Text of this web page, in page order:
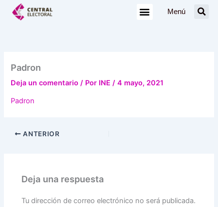
Menú
Padron
Deja un comentario / Por INE/4 mayo, 2021
Padron
ANTERIOR
Deja una respuesta
Tu dirección de correo electrónico no será publicada.